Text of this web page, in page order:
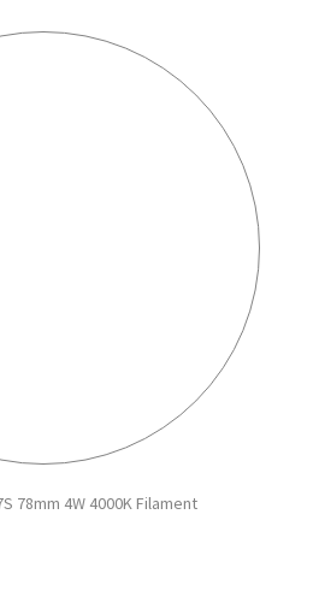
78mm 4W 4000K Filament